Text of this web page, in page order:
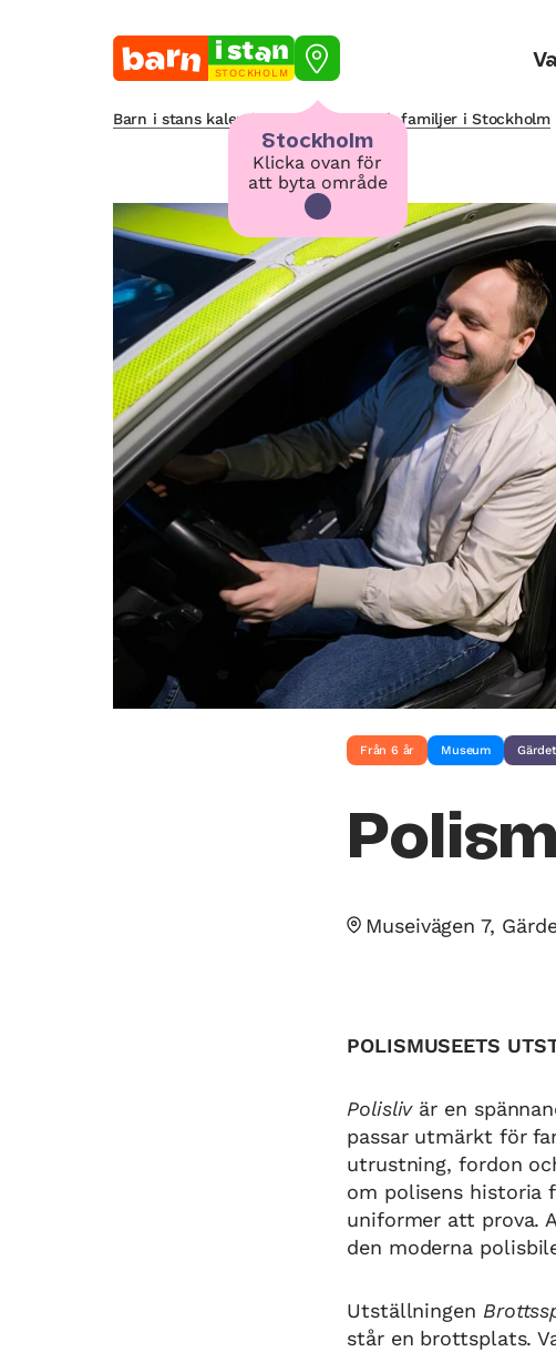
STOCKHOLM
Stockholm
Klicka ovan för
att byta område
Barn i stans kalendarium för barn och familjer i Stockholm
Från 6 år Museum Gärdet
Museivägen 7,
POLISMUSEETS
Polislivär en
passar utmärkt för
utrustning, fordon
om polisens historia
uniformer att prova.
den moderna
Utställningen
står en brottsplats.